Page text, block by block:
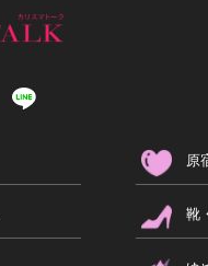
原
靴